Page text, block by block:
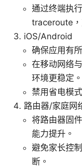
通过终端执
traceroute，
iOS/Android
确保应用有
在移动网络
环境更稳定。
禁用省电模
路由器/家庭网
将路由器固
能力提升。
避免家长控
断。